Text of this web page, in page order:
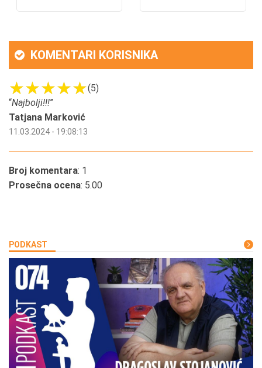
KOMENTARI KORISNIKA
(5)
“Najbolji!!!”
Tatjana Marković
11.03.2024 - 19:08:13
Broj komentara: 1
Prosečna ocena: 5.00
PODKAST